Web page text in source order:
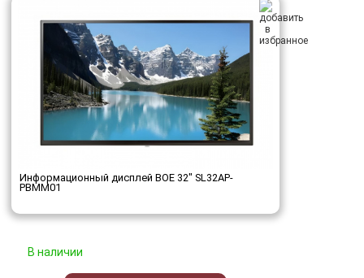
Информационный дисплей BOE 32" SL32AP-
PBMM01
В наличии